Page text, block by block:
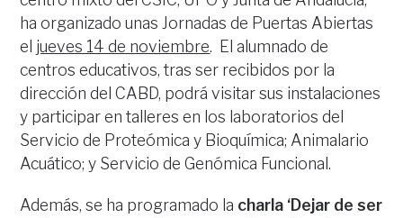
ha organizado unas Jornadas de Puertas Abiertas
el jueves 14 de noviembre. El alumnado de
centros educativos, tras ser recibidos por la
dirección del CABD, podrá visitar sus instalaciones
y participar en talleres en los laboratorios del
Servicio de Proteómica y Bioquímica; Animalario
Acuático; y Servicio de Genómica Funcional.
Además, se ha programado la charla ‘Dejar de ser